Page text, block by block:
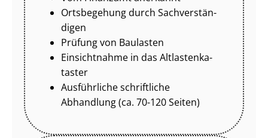
Ortsbegehung durch Sach­ver­stän­
di­gen
Prüfung von Baulasten
Einsichtnahme in das Alt­las­ten­ka­
tas­ter
Ausführliche schriftliche
Abhandlung (ca. 70-120 Seiten)